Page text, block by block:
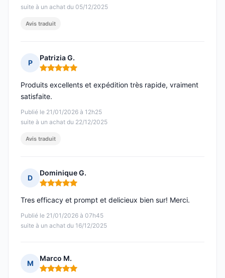
suite à un achat du 05/12/2025
Avis traduit
P
Patrizia G.
Note : 5 sur 5
Publié le 21/01/2026 à 12h25
suite à un achat du 22/12/2025
Produits excellents et expédition très rapide, vraiment
satisfaite.
Avis traduit
D
Dominique G.
Note : 5 sur 5
Publié le 21/01/2026 à 07h45
suite à un achat du 16/12/2025
Tres efficacy et prompt et delicieux bien sur! Merci.
M
Marco M.
Note : 5 sur 5